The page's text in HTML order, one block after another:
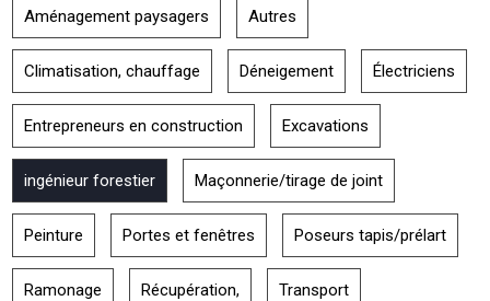
Aménagement paysagers Autres
Climatisation, chauffage Déneigement Électriciens
Entrepreneurs en construction Excavations
ingénieur forestier Maçonnerie/tirage de joint
Peinture Portes et fenêtres Poseurs tapis/prélart
Ramonage Récupération, Transport